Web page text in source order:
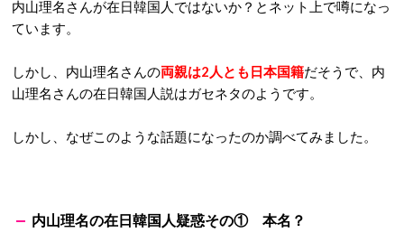
内山理名さんが在日韓国人ではないか？とネット上で噂になっ
ています。
しかし、内山理名さんの両親は2人とも日本国籍だそうで、内
山理名さんの在日韓国人説はガセネタのようです。
しかし、なぜこのような話題になったのか調べてみました。
内山理名の在日韓国人疑惑その① 本名？